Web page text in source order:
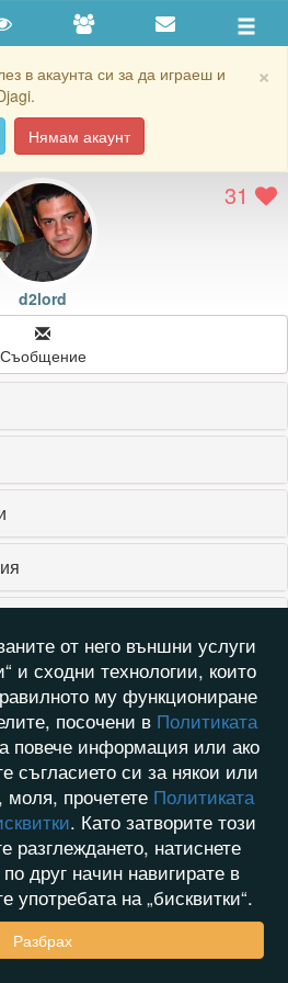
×
в акаунта си за да играеш и
Нямам акаунт
31
d2lord
Съобщение
от него външни услуги
и сходни технологии, които
му функциониране
посочени в Политиката
повече информация или ако
съгласието си за някои или
моля, прочетете Политиката
. Като затворите този
разглеждането, натиснете
друг начин навигирате в
употребата на „бисквитки“.
Разбрах